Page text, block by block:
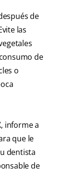
de
las
de
o
informe a
que le
dentista
de